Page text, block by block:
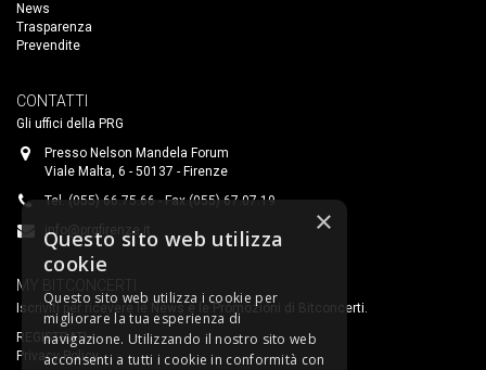
News
Trasparenza
Prevendite
CONTATTI
Gli uffici della PRG
Presso Nelson Mandela Forum
Viale Malta, 6 - 50137 - Firenze
Tel. (055) 66.75.66 - Fax (055) 67.07.19
info@prgfirenze.it
MY BITCONCERTI
Iscriviti per ricevere le News e le Promozioni di Bitconcerti.
REGISTRATI
Privacy Policy
×
Questo sito web utilizza
cookie
Questo sito web utilizza i cookie per
migliorare la tua esperienza di
navigazione. Utilizzando il nostro sito web
acconsenti a tutti i cookie in conformità con